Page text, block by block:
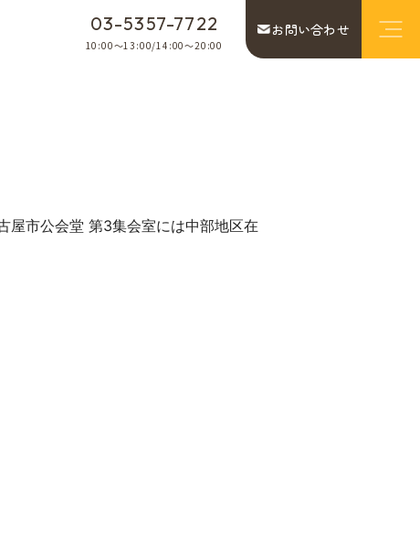
03-5357-7722
10:00〜13:00/14:00〜20:00
お問い合わせ
屋市公会堂 第3集会室には中部地区在